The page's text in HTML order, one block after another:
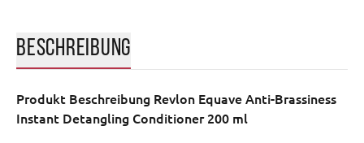
BESCHREIBUNG
Produkt Beschreibung Revlon Equave Anti-Brassiness
Instant Detangling Conditioner 200 ml